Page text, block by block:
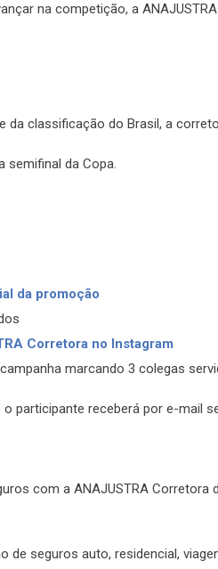
na competição, a
da classificação do Brasil, a
semifinal da Copa.
da promoção
Corretora no Instagram
marcando 3 colegas
participante receberá por e-mail
com a ANAJUSTRA Corretora
de seguros auto, residencial,